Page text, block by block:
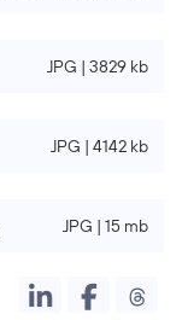
JPG | 3829 kb
JPG | 4142 kb
JPG | 15 mb